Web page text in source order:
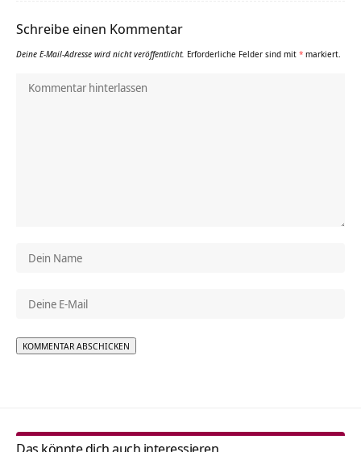
Schreibe einen Kommentar
Deine E-Mail-Adresse wird nicht veröffentlicht. Erforderliche Felder sind mit * markiert.
Das könnte dich auch interessieren